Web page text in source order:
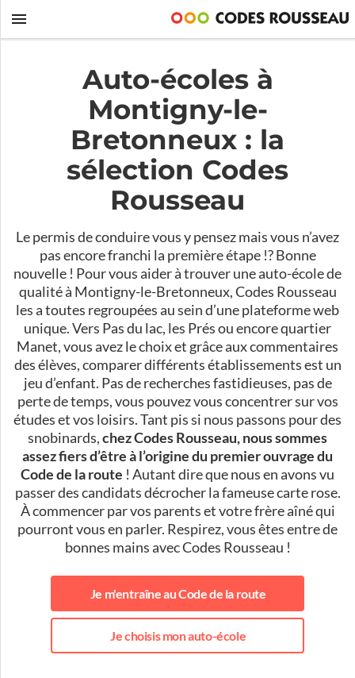
Auto-écoles à
Montigny-le-
Bretonneux : la
sélection Codes
Rousseau
Le permis de conduire vous y pensez mais vous n’avez
pas encore franchi la première étape !? Bonne
nouvelle ! Pour vous aider à trouver une auto-école de
qualité à Montigny-le-Bretonneux, Codes Rousseau
les a toutes regroupées au sein d’une plateforme web
unique. Vers Pas du lac, les Prés ou encore quartier
Manet, vous avez le choix et grâce aux commentaires
des élèves, comparer différents établissements est un
jeu d’enfant. Pas de recherches fastidieuses, pas de
perte de temps, vous pouvez vous concentrer sur vos
études et vos loisirs. Tant pis si nous passons pour des
snobinards,chez Codes Rousseau, nous sommes
assez fiers d’être à l’origine du premier ouvrage du
Code de la route ! Autant dire que nous en avons vu
passer des candidats décrocher la fameuse carte rose.
À commencer par vos parents et votre frère aîné qui
pourront vous en parler. Respirez, vous êtes entre de
bonnes mains avec Codes Rousseau !
Je m'entraîne au Code de la route
Je choisis mon auto-école